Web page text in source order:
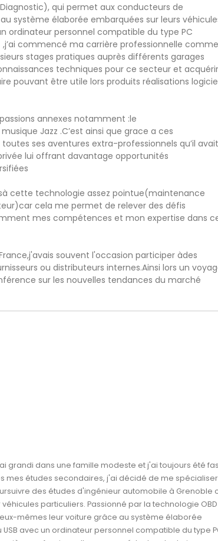
qui permet aux conducteurs de
système élaborée embarquées sur leurs
ordinateur personnel compatible du type PC
,j’ai commencé ma carrière professionnelle comme
stages pratiques auprès différents garages
techniques pour ce secteur et acquérir
pouvant être utile lors produits réalisations
annexes notamment :le
Jazz .C’est ainsi que grace a ces
ses aventures extra-professionnels qu’il
lui offrant davantage opportunités
cette technologie assez pointue(maintenance
cela me permet de relever des défis
mes compétences et mon expertise dans
souvent l'occasion participer àdes
ou distributeurs internes.Ainsi lors un
sur les nouvelles tendances du marché
grandi dans une famille modeste et j'ai toujours été
mes études secondaires, j'ai décidé de me
des études d'ingénieur automobile à Grenoble
particuliers. Passionné par la technologie
mêmes leur voiture grâce au système élaborée
avec un ordinateur personnel compatible du type